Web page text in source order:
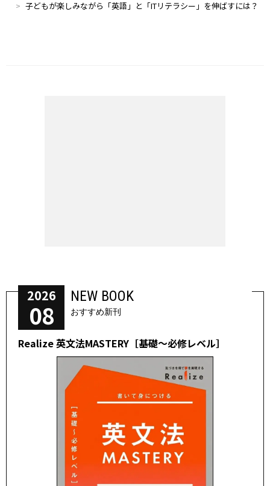
子どもが楽しみながら「英語」と「ITリテラシー」を伸ばすには？
2026
08
NEW BOOK
おすすめ新刊
Realize 英文法MASTERY［基礎～必修レベル］